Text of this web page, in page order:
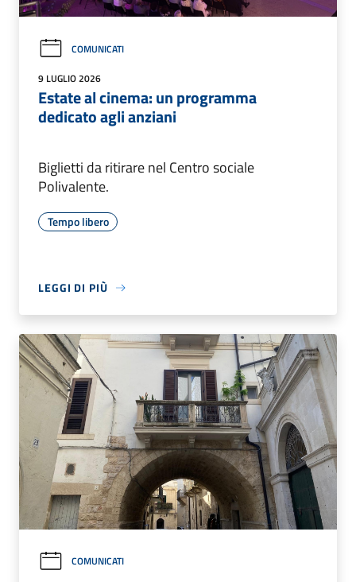
COMUNICATI
9 LUGLIO 2026
Estate al cinema: un programma
dedicato agli anziani
Biglietti da ritirare nel Centro sociale
Polivalente.
Tempo libero
LEGGI DI PIÙ
COMUNICATI